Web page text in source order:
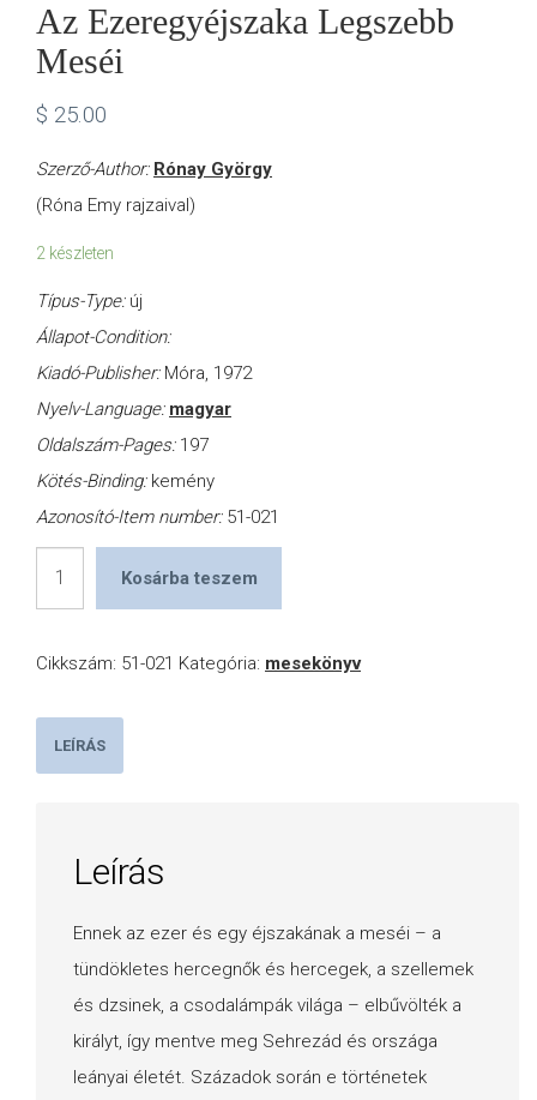
US
Az Ezeregyéjszaka Legszebb
Meséi
$ 25.00
Szerző-Author: Rónay György
(Róna Emy rajzaival)
2 készleten
Típus-Type: új
Állapot-Condition:
Kiadó-Publisher: Móra, 1972
Nyelv-Language: magyar
Oldalszám-Pages: 197
Kötés-Binding: kemény
Azonosító-Item number: 51-021
meséi
Kosárba teszem
Cikkszám: 51-021 Kategória: mesekönyv
LEÍRÁS
Leírás
Ennek az ezer és egy éjszakának a meséi – a
tündökletes hercegnők és hercegek, a szellemek
és dzsinek, a csodalámpák világa – elbűvölték a
királyt, így mentve meg Sehrezád és országa
leányai életét. Századok során e történetek